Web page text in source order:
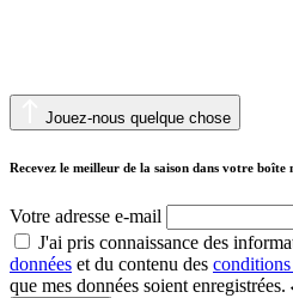
Jouez-nous quelque chose
Recevez le meilleur de la saison dans votre boîte
Votre adresse e-mail
J'ai pris connaissance des
données et du contenu des conditions
que mes données soient enregistrées.